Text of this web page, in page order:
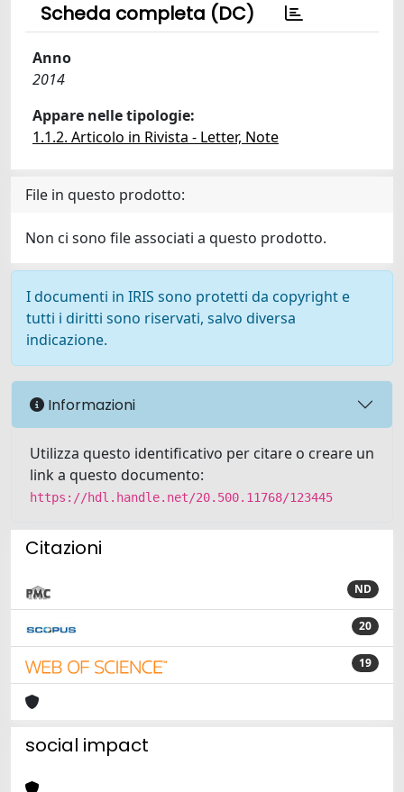
Scheda completa (DC)
Anno
2014
Appare nelle tipologie:
1.1.2. Articolo in Rivista - Letter, Note
File in questo prodotto:
Non ci sono file associati a questo prodotto.
I documenti in IRIS sono protetti da copyright e
tutti i diritti sono riservati, salvo diversa
indicazione.
Informazioni
Utilizza questo identificativo per citare o creare un
link a questo documento:
https://hdl.handle.net/20.500.11768/123445
Citazioni
ND
20
19
social impact